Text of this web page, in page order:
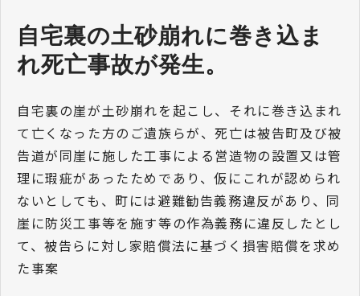
自宅裏の土砂崩れに巻き込ま
れ死亡事故が発生。
自宅裏の崖が土砂崩れを起こし、それに巻き込まれ
て亡くなった方のご遺族らが、死亡は被告町及び被
告道が同崖に施した工事による営造物の設置又は管
理に瑕疵があったためであり、仮にこれが認められ
ないとしても、町には避難勧告義務違反があり、同
崖に防災工事等を施す等の作為義務に違反したとし
て、被告らに対し家賠償法に基づく損害賠償を求め
た事案